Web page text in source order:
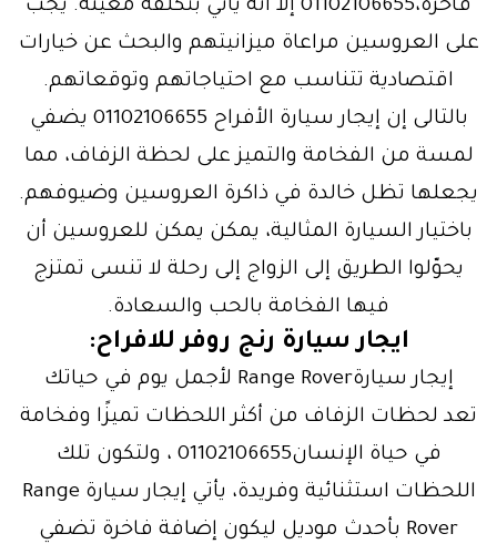
فاخرة،01102106655 إلا أنه يأتي بتكلفة معينة. يجب
على العروسين مراعاة ميزانيتهم والبحث عن خيارات
اقتصادية تتناسب مع احتياجاتهم وتوقعاتهم.
بالتالى إن إيجار سيارة الأفراح 01102106655 يضفي
لمسة من الفخامة والتميز على لحظة الزفاف، مما
يجعلها تظل خالدة في ذاكرة العروسين وضيوفهم.
باختيار السيارة المثالية، يمكن يمكن للعروسين أن
يحوّلوا الطريق إلى الزواج إلى رحلة لا تنسى تمتزج
فيها الفخامة بالحب والسعادة.
ايجار سيارة رنج روفر للافراح:
إيجار سيارةRange Rover لأجمل يوم في حياتك
تعد لحظات الزفاف من أكثر اللحظات تميزًا وفخامة
في حياة الإنسان01102106655 ، ولتكون تلك
اللحظات استثنائية وفريدة، يأتي إيجار سيارة Range
Rover بأحدث موديل ليكون إضافة فاخرة تضفي